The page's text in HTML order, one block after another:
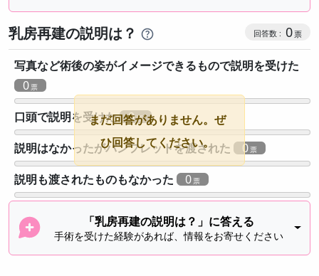
乳房再建の説明は？ 0
写真など術後の姿がイメージできるもので説明を受けた
0
口頭で説明を受けた
0
説明はなかったがパンフレットを渡された
0
説明も渡されたものもなかった
0
「乳房再建の説明は？」に答える
手術を受けた経験があれば、情報をお寄せください
まだ回答がありません。ぜ
ひ回答してください。